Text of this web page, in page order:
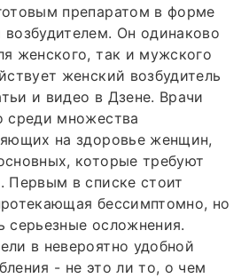
препаратом в форме
Он одинаково
женского, так и мужского
женский возбудитель
и видео в Дзене. Врачи
среди множества
на здоровье женщин,
которые требуют
Первым в списке стоит
бессимптомно, но
серьезные осложнения.
в невероятно удобной
- не это ли то, о чем